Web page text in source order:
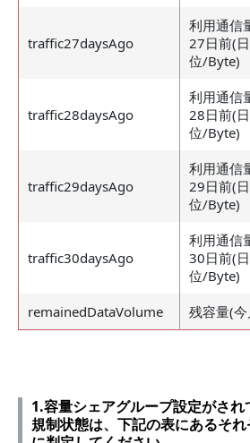
traffic27daysAgo
利用通信
27日前(
位/Byte)
traffic28daysAgo
利用通信
28日前(
位/Byte)
traffic29daysAgo
利用通信
29日前(
位/Byte)
traffic30daysAgo
利用通信
30日前(
位/Byte)
remainedDataVolume 残容量(今
1.容量シェアグループ設定がさ
規制状態は、下記の表にあるそ